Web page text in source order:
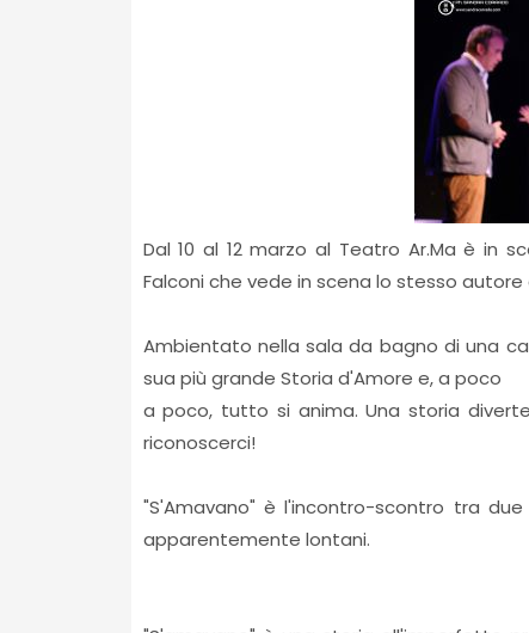
Dal 10 al 12 marzo al Teatro Ar.Ma è in
Falconi che vede in scena lo stesso
Ambientato nella sala da bagno di una
sua più grande Storia d'Amore e, a poco
a poco, tutto si anima. Una storia
riconoscerci!
"S'Amavano" è l'incontro-scontro tra
apparentemente lontani.